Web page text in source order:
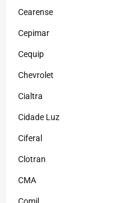
Cearense
Cepimar
Cequip
Chevrolet
Cialtra
Cidade Luz
Ciferal
Clotran
CMA